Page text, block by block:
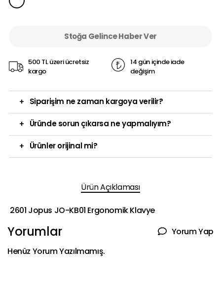
Stoğa Gelince Haber Ver
500 TL üzeri ücretsiz
kargo
14 gün içinde iade
değişim
+ Siparişim ne zaman kargoya verilir?
+ Üründe sorun çıkarsa ne yapmalıyım?
+ Ürünler orijinal mi?
Ürün Açıklaması
2601 Jopus JO-KB01 Ergonomik Klavye
Yorumlar
Yorum Yap
Henüz Yorum Yazılmamış.